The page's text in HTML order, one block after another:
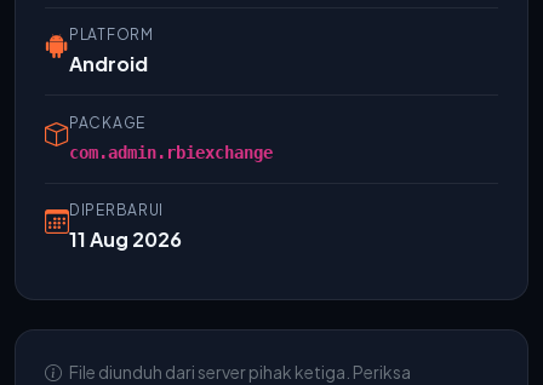
PLATFORM
Android
PACKAGE
com.admin.rbiexchange
DIPERBARUI
11 Aug 2026
File diunduh dari server pihak ketiga. Periksa